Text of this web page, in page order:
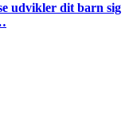
udvikler dit barn sig